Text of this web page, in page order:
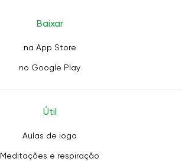
Baixar
na App Store
no Google Play
Útil
Aulas de ioga
Meditações e respiração